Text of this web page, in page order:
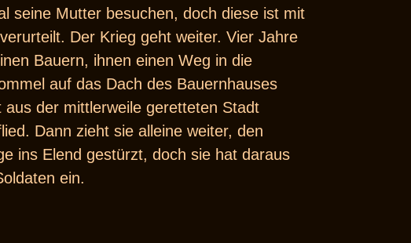
seine Mutter besuchen, doch diese ist mit
Der Krieg geht weiter. Vier Jahre
Bauern, ihnen einen Weg in die
auf das Dach des Bauernhauses
der mittlerweile geretteten Stadt
Dann zieht sie alleine weiter, den
ins Elend gestürzt, doch sie hat daraus
ein.